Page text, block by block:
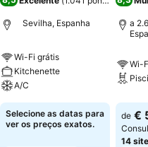
Sevilha, Espanha
Wi-Fi grátis
Kitchenette
A/C
Selecione as datas para
ver os preços exatos.
a
Wi-
de €
14